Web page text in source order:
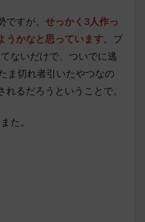
すが、 せっかく3人作っ
うかなと思っています。ブ
ないだけで、ついでに逃
ま切れ者引いたやつなの
るだろうということで。
た。